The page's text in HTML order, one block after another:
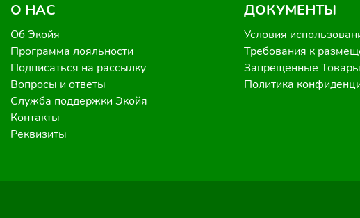
О НАС
Об Экойя
Программа лояльности
Подписаться на рассылку
Вопросы и ответы
Служба поддержки Экойя
Контакты
Реквизиты
ДОКУМЕНТЫ
Условия
Требования к
Запрещенные Товары
Политика